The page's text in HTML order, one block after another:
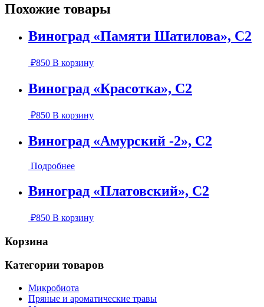
Похожие товары
Виноград «Памяти Шатилова», С2
₽850 В корзину
Виноград «Красотка», С2
₽850 В корзину
Виноград «Амурский -2», С2
Подробнее
Виноград «Платовский», С2
₽850 В корзину
Корзина
Категории товаров
Микробиота
Пряные и ароматические травы